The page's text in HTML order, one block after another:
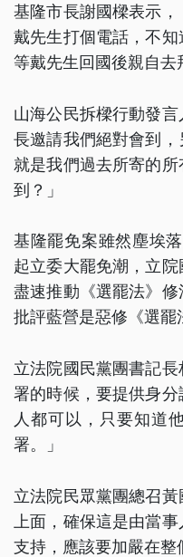
基隆市長謝國樑表示
戴先生打個電話，不知
等戴先生回國後親自去
山海公民拆樑行動發
長邀請我們絕對會到，
就是我們過去所寄的
到？」
基隆罷免案雖然塵埃
起立委大罷免潮，立
盡速推動《選罷法》
批評藍營是惡修《選罷
立法院國民黨團書記
署的時候，要提供身
人都可以，只要知道
署。」
立法院民眾黨團總召
上面，確保這是由當
支持，應該要加嚴在整